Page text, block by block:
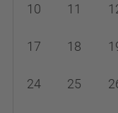
10 11
17 18
24 25